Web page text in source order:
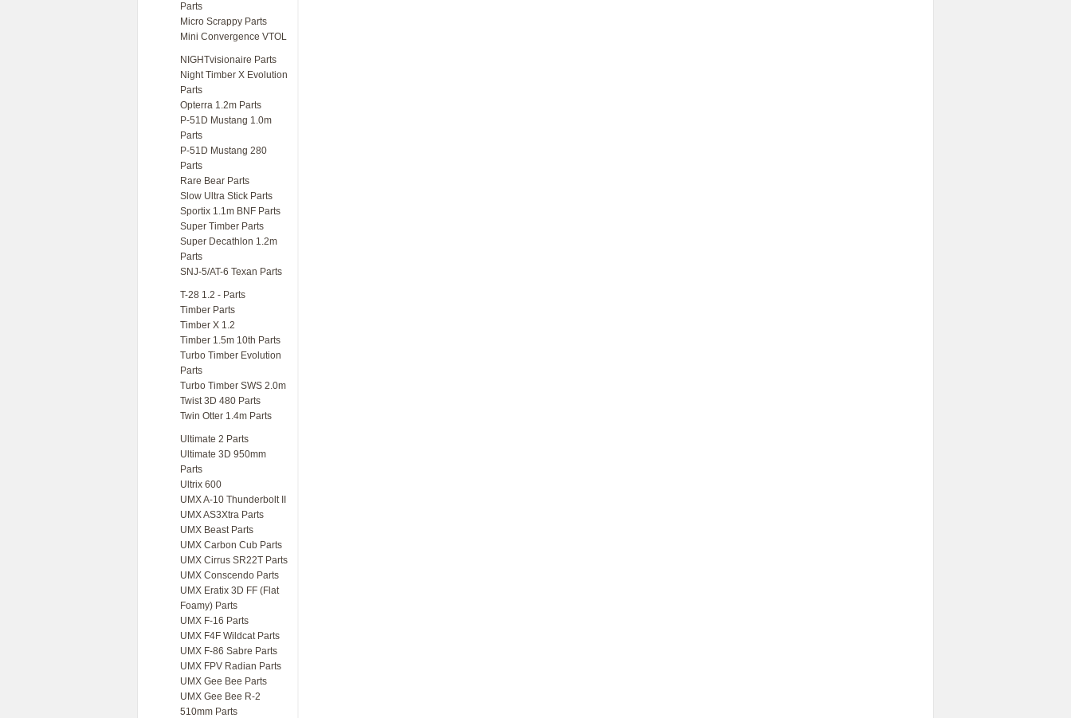
Parts
Micro Scrappy Parts
Mini Convergence VTOL
NIGHTvisionaire Parts
Night Timber X Evolution
Parts
Opterra 1.2m Parts
P-51D Mustang 1.0m
Parts
P-51D Mustang 280
Parts
Rare Bear Parts
Slow Ultra Stick Parts
Sportix 1.1m BNF Parts
Super Timber Parts
Super Decathlon 1.2m
Parts
SNJ-5/AT-6 Texan Parts
T-28 1.2 - Parts
Timber Parts
Timber X 1.2
Timber 1.5m 10th Parts
Turbo Timber Evolution
Parts
Turbo Timber SWS 2.0m
Twist 3D 480 Parts
Twin Otter 1.4m Parts
Ultimate 2 Parts
Ultimate 3D 950mm
Parts
Ultrix 600
UMX A-10 Thunderbolt II
UMX AS3Xtra Parts
UMX Beast Parts
UMX Carbon Cub Parts
UMX Cirrus SR22T Parts
UMX Conscendo Parts
UMX Eratix 3D FF (Flat
Foamy) Parts
UMX F-16 Parts
UMX F4F Wildcat Parts
UMX F-86 Sabre Parts
UMX FPV Radian Parts
UMX Gee Bee Parts
UMX Gee Bee R-2
510mm Parts